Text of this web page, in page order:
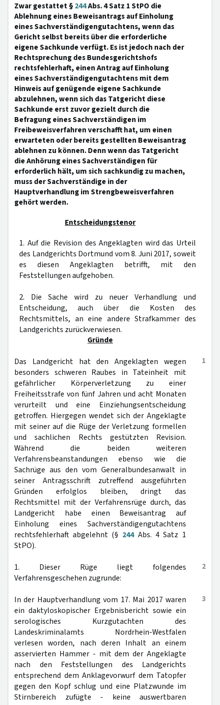
Zwar gestattet §244Abs. 4 Satz 1 StPO die
Ablehnung eines Beweisantrags auf Einholung
eines Sachverständigengutachtens, wenn das
Gericht selbst bereits über die erforderliche
eigene Sachkunde verfügt. Es ist jedoch nach der
Rechtsprechung des Bundesgerichtshofs
rechtsfehlerhaft, einen Antrag auf Einholung
eines Sachverständigengutachtens mit dem
Hinweis auf genügende eigene Sachkunde
abzulehnen, wenn sich das Tatgericht diese
Sachkunde erst zuvor gezielt durch die
Befragung eines Sachverständigen im
Freibeweisverfahren verschafft hat, um einen
erwarteten oder bereits gestellten Beweisantrag
ablehnen zu können. Denn wenn das Tatgericht
die Anhörung eines Sachverständigen für
erforderlich hält, um sich sachkundig zu machen,
muss der Sachverständige in der
Hauptverhandlung im Strengbeweisverfahren
gehört werden.
Entscheidungstenor
1. Auf die Revision des Angeklagten wird das Urteil
des Landgerichts Dortmund vom 8. Juni 2017, soweit
es diesen Angeklagten betrifft, mit den
Feststellungen aufgehoben.
2. Die Sache wird zu neuer Verhandlung und
Entscheidung, auch über die Kosten des
Rechtsmittels, an eine andere Strafkammer des
Landgerichts zurückverwiesen.
Gründe
1
Das Landgericht hat den Angeklagten wegen
besonders schweren Raubes in Tateinheit mit
gefährlicher Körperverletzung zu einer
Freiheitsstrafe von fünf Jahren und acht Monaten
verurteilt und eine Einziehungsentscheidung
getroffen. Hiergegen wendet sich der Angeklagte
mit seiner auf die Rüge der Verletzung formellen
und sachlichen Rechts gestützten Revision.
Während die beiden weiteren
Verfahrensbeanstandungen ebenso wie die
Sachrüge aus den vom Generalbundesanwalt in
seiner Antragsschrift zutreffend ausgeführten
Gründen erfolglos bleiben, dringt das
Rechtsmittel mit der Verfahrensrüge durch, das
Landgericht habe einen Beweisantrag auf
Einholung eines Sachverständigengutachtens
rechtsfehlerhaft abgelehnt (§ 244Abs. 4 Satz 1
StPO).
2
1. Dieser Rüge liegt folgendes
Verfahrensgeschehen zugrunde:
3
In der Hauptverhandlung vom 17. Mai 2017 waren
ein daktyloskopischer Ergebnisbericht sowie ein
serologisches Kurzgutachten des
Landeskriminalamts Nordrhein-Westfalen
verlesen worden, nach deren Inhalt an einem
asservierten Hammer - mit dem der Angeklagte
nach den Feststellungen des Landgerichts
entsprechend dem Anklagevorwurf dem Tatopfer
gegen den Kopf schlug und eine Platzwunde im
Stirnbereich zufügte - keine auswertbaren